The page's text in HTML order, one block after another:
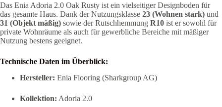
Das Enia Adoria 2.0 Oak Rusty ist ein vielseitiger Designboden für
das gesamte Haus. Dank der Nutzungsklasse 23 (Wohnen stark) und
31 (Objekt mäßig) sowie der Rutschhemmung R10 ist er sowohl für
private Wohnräume als auch für gewerbliche Bereiche mit mäßiger
Nutzung bestens geeignet.
Technische Daten im Überblick:
Hersteller: Enia Flooring (Sharkgroup AG)
Kollektion: Adoria 2.0